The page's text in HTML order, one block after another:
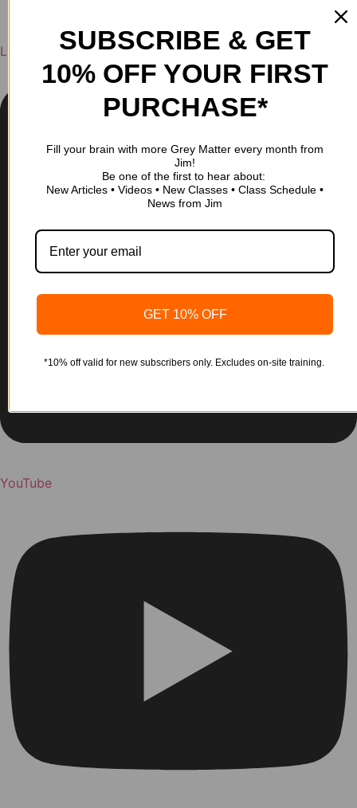
Linkedin
YouTube
SUBSCRIBE & GET
10% OFF YOUR FIRST
PURCHASE*
Fill your brain with more Grey Matter every month from
Jim!
Be one of the first to hear about:
New Articles • Videos • New Classes • Class Schedule •
News from Jim
GET 10% OFF
*10% off valid for new subscribers only. Excludes on-site training.